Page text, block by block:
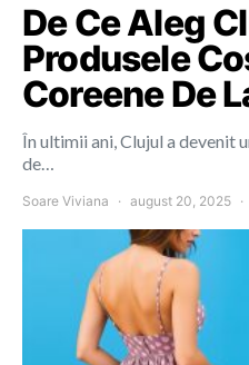
De Ce Aleg
Produsele
Coreene De
În ultimii ani, Clujul a devenit
de…
Soare Viviana august 20, 2025